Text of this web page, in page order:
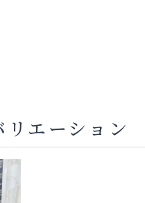
リエーション